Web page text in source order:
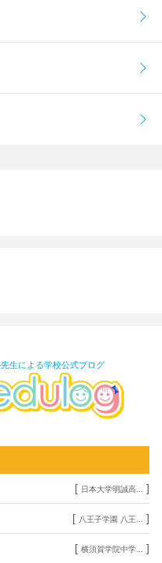
生による学校公式ブログ
[ 日本大学明誠高... ]
[ 八王子学園 八王... ]
[ 横須賀学院中学... ]